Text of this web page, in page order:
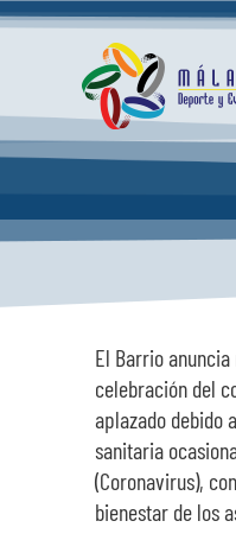
Saltar
INICIO
ACTUALIDAD
EVENTOS
ESPACIOS
El Barrio
celebración del
aplazado debido
sanitaria
(Coronavirus),
bienestar de los